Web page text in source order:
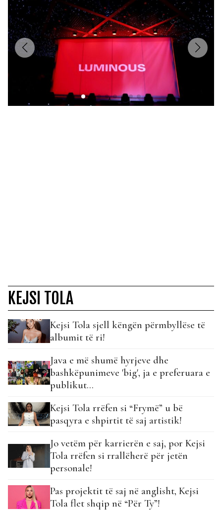
KEJSI TOLA
Kejsi Tola sjell këngën përmbyllëse të
albumit të ri!
Java e më shumë hyrjeve dhe
bashkëpunimeve 'big', ja e preferuara e
publikut...
Kejsi Tola rrëfen si “Frymë” u bë
pasqyra e shpirtit të saj artistik!
Jo vetëm për karrierën e saj, por Kejsi
Tola rrëfen si rrallëherë për jetën
personale!
Pas projektit të saj në anglisht, Kejsi
Tola flet shqip në “Për Ty”!